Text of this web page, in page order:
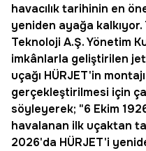
havacılıktarihinin en
yeniden ayağa kalkıyor.
Teknoloji A.Ş. Yönetim
imkânlarla geliştirilen
uçağı HÜRJET'in
gerçekleştirilmesi için
söyleyerek; "6 Ekim
havalanan ilk uçaktan
2026'da HÜRJET'i